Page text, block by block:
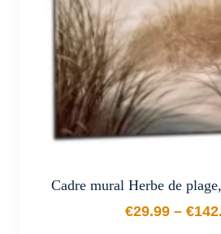
sur
page
du
Cadre mural Herbe de
€29.99 – €